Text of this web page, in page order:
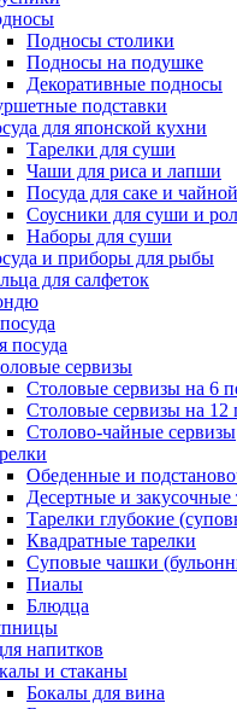
Подносы столики
Подносы на подушке
Декоративные подносы
подставки
для японской кухни
Тарелки для суши
Чаши для риса и лапши
Посуда для саке и
Соусники для суши и
Наборы для суши
и приборы для рыбы
для салфеток
посуда
сервизы
Столовые сервизы на 6
Столовые сервизы на 12
Столово-чайные сервизы
Обеденные и
Десертные и закусочные
Тарелки глубокие
Квадратные тарелки
Суповые чашки
Пиалы
Блюдца
напитков
и стаканы
Бокалы для вина